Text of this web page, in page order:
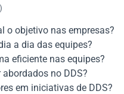
o objetivo nas empresas?
a dia das equipes?
eficiente nas equipes?
no DDS?
em iniciativas de DDS?